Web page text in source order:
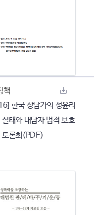
책
한국 상담가의 성윤리
실태와 내담자 법적 보호
토론회(PDF)